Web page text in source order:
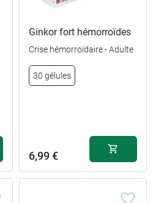
Ginkor fort hémorroïdes
Crise hémorroïdaire - Adulte
30 gélules
6,99 €